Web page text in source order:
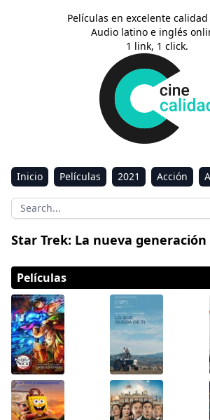
Películas en excelente calidad
Audio latino e inglés
1 link, 1 click.
Inicio Películas 2021 Acción
Aventura
Ciencia ficción Comedia
Star Trek: La nueva generación
Películas